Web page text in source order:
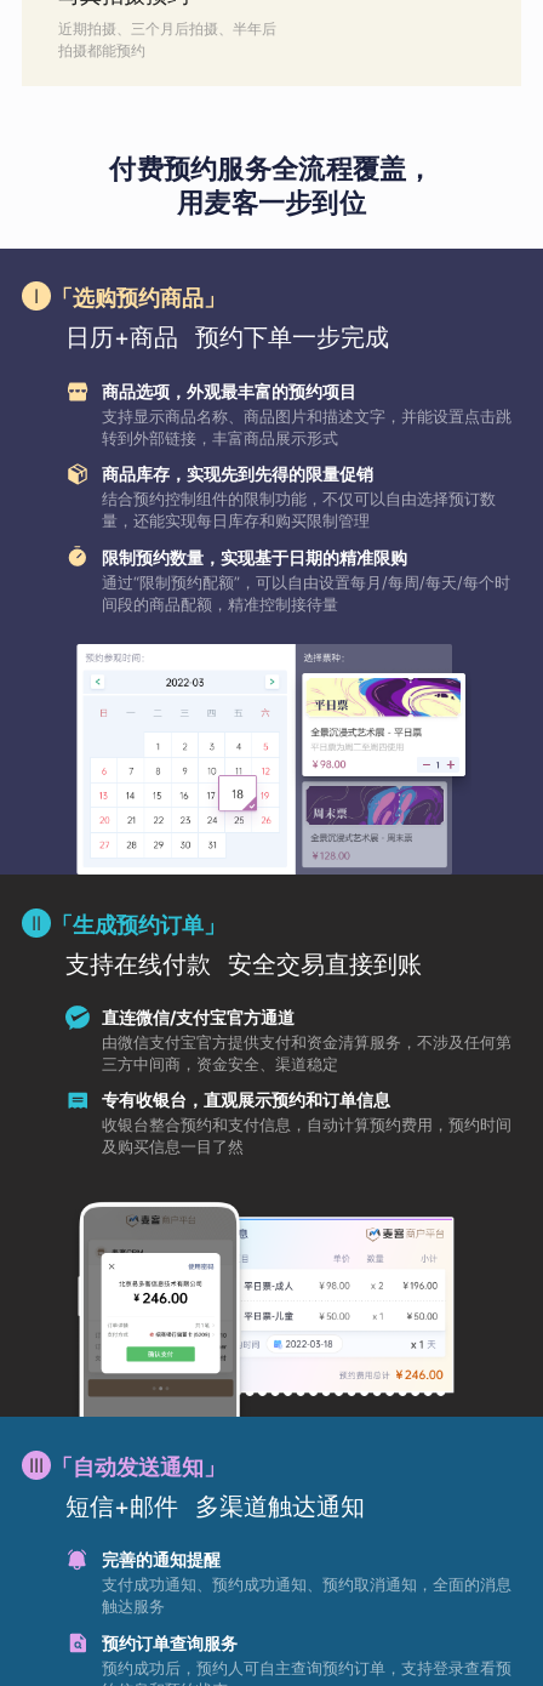
近期拍摄、三个月后拍摄、半年后
拍摄都能预约
付费预约服务全流程覆盖，
用麦客一步到位
「选购预约商品」
日历+商品 预约下单一步完成
商品选项，外观最丰富的预约项目
支持显示商品名称、商品图片和描述文字，并能设置点击跳
转到外部链接，丰富商品展示形式
商品库存，实现先到先得的限量促销
结合预约控制组件的限制功能，不仅可以自由选择预订数
量，还能实现每日库存和购买限制管理
限制预约数量，实现基于日期的精准限购
通过“限制预约配额”，可以自由设置每月/每周/每天/每个时
间段的商品配额，精准控制接待量
「生成预约订单」
支持在线付款 安全交易直接到账
直连微信/支付宝官方通道
由微信支付宝官方提供支付和资金清算服务，不涉及任何第
三方中间商，资金安全、渠道稳定
专有收银台，直观展示预约和订单信息
收银台整合预约和支付信息，自动计算预约费用，预约时间
及购买信息一目了然
「自动发送通知」
短信+邮件 多渠道触达通知
完善的通知提醒
支付成功通知、预约成功通知、预约取消通知，全面的消息
触达服务
预约订单查询服务
预约成功后，预约人可自主查询预约订单，支持登录查看预